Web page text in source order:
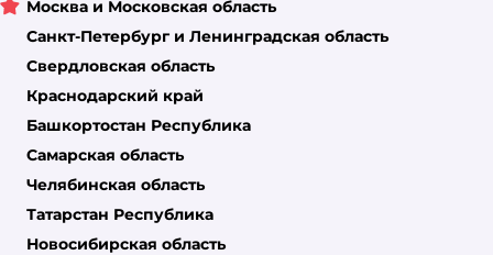
Москва и Московская область
Санкт-Петербург и Ленинградская область
Свердловская область
Краснодарский край
Башкортостан Республика
Самарская область
Челябинская область
Татарстан Республика
Новосибирская область